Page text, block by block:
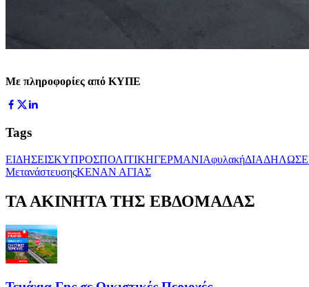
Με πληροφορίες από ΚΥΠΕ
Tags
ΕΙΔΗΣΕΙΣΚΥΠΡΟΣΠΟΛΙΤΙΚΗΓΕΡΜΑΝΙΑφυλακή
ΜετανάστευσηςΚΕΝΑΝ ΑΓΙΑΣ
ΤΑ ΑΚΙΝΗΤΑ ΤΗΣ ΕΒΔΟΜΑΔΑΣ